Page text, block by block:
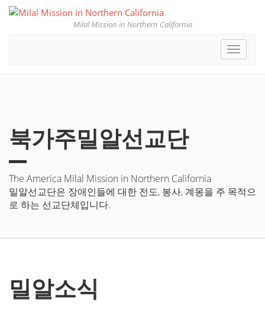
Milal Mission in Northern California
Toggle
북가주밀알선교단
The America Milal Mission in Northern California
밀알선교단은 장애인들에 대한 전도, 봉사, 계몽을 주 목적으
로 하는 선교단체입니다.
밀알소식